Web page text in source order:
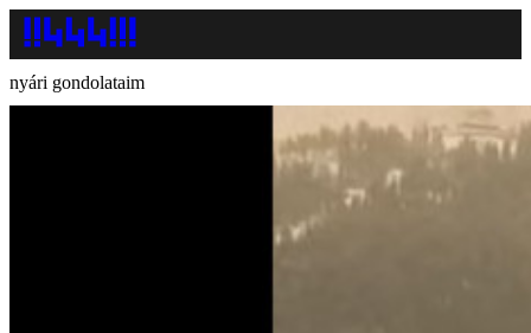
nyári gondolataim